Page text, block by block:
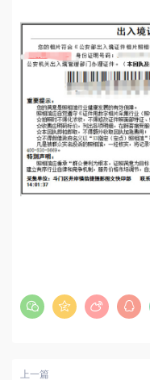
上一篇